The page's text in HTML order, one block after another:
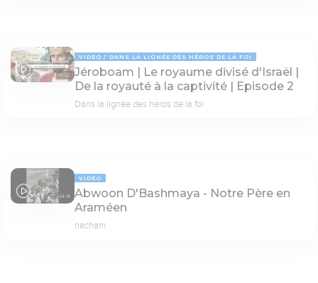
04:22
VIDÉO DANS LA LIGNÉE DES HÉROS DE LA FOI
Jéroboam | Le royaume divisé d'Israël |
De la royauté à la captivité | Episode 2
Dans la lignée des héros de la foi
04:14
VIDÉO
Abwoon D'Bashmaya - Notre Père en
Araméen
nacham